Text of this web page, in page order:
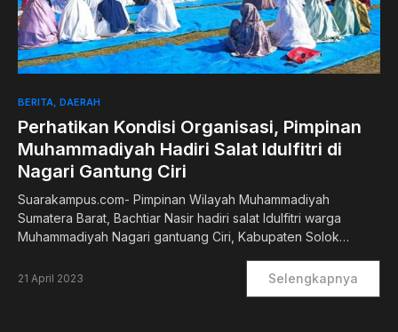
BERITA DAERAH
Perhatikan Kondisi Organisasi, Pimpinan
Muhammadiyah Hadiri Salat Idulfitri di
Nagari Gantung Ciri
Suarakampus.com- Pimpinan Wilayah Muhammadiyah
Sumatera Barat, Bachtiar Nasir hadiri salat Idulfitri warga
Muhammadiyah Nagari gantuang Ciri, Kabupaten Solok…
21 April 2023 Selengkapnya